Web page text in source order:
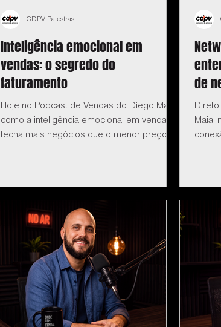
Inteligência emocional em
vendas: o segredo do
faturamento
Hoje no Podcast de Vendas do Diego Maia:
como a inteligência emocional em vendas
fecha mais negócios que o menor preço.
CDPV Palestras
de
Maia: